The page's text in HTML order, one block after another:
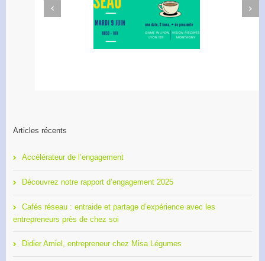
Réseau : créez votre
entrepreneurs
Previous
Next
Articles récents
Accélérateur de l’engagement
Découvrez notre rapport d’engagement 2025
Cafés réseau : entraide et partage d’expérience avec les
entrepreneurs près de chez soi
Didier Amiel, entrepreneur chez Misa Légumes